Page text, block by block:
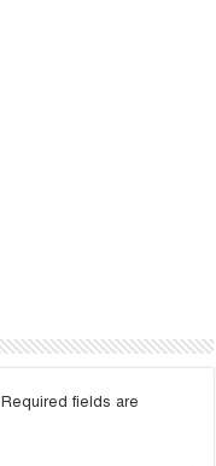
Required fields are